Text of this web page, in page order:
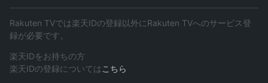
Rakuten TVでは楽天IDの登録以外にRakuten TVへのサービス登
録が必要です。
楽天IDをお持ちの方
楽天IDの登録については こちら